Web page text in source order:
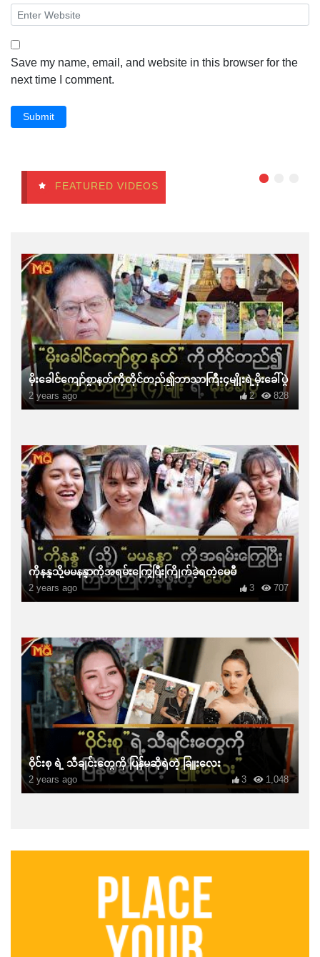
Save my name, email, and website in this browser for the
next time I comment.
Submit
FEATURED VIDEOS
မိုးခေါင်ကျော်စွာနတ်ကိုတိုင်တည်၍ဘာသာကြီး၄မျိုးရဲ့မိုးခေါ်ပွဲ
2 years ago 828
2
ကိုနန္ဒသို့မမနန္ဒာကိုအရမ်းကြွေပြီးကြိုက်ခဲ့ရတဲ့မေမီ
2 years ago 707
3
ဝိုင်းစု ရဲ့ သီချင်းတွေကို ပြန်မဆိုရဲတဲ့ ခြူးလေး
2 years ago 1,048
3